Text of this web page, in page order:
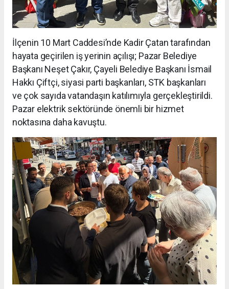
İlçenin 10 Mart Caddesi’nde Kadir Çatan tarafından
hayata geçirilen iş yerinin açılışı; Pazar Belediye
Başkanı Neşet Çakır, Çayeli Belediye Başkanı İsmail
Hakkı Çiftçi, siyasi parti başkanları, STK başkanları
ve çok sayıda vatandaşın katılımıyla gerçekleştirildi.
Pazar elektrik sektöründe önemli bir hizmet
noktasına daha kavuştu.